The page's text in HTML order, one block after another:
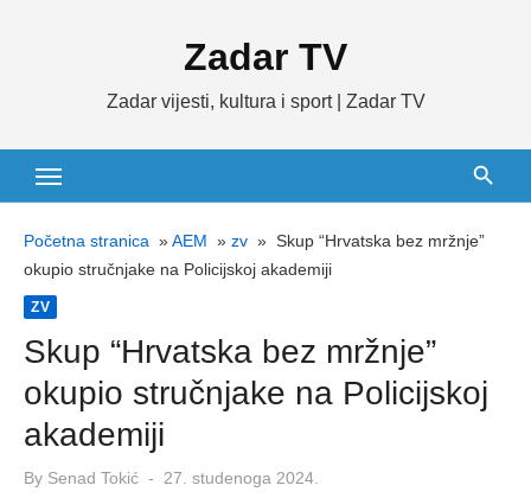
Zadar TV
Zadar vijesti, kultura i sport | Zadar TV
Početna stranica »AEM » zv » Skup “Hrvatska bez mržnje”
okupio stručnjake na Policijskoj akademiji
ZV
Skup “Hrvatska bez mržnje”
okupio stručnjake na Policijskoj
akademiji
By Senad Tokić
Posted
27. studenoga 2024.